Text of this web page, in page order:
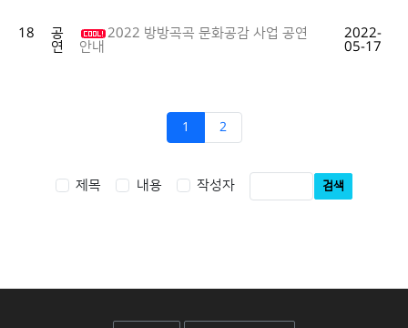
18
공
연
2022 방방곡곡 문화공감 사업 공연
안내
2022-
05-17
1 2
제목 내용 작성자 검색